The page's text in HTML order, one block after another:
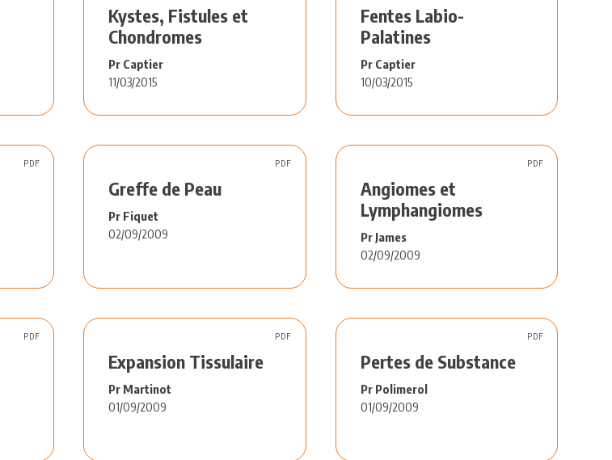
Kystes, Fistules et
Chondromes
Pr Captier
11/03/2015
Fentes Labio-
Palatines
Pr Captier
10/03/2015
PDF
Greffe de Peau
Pr Fiquet
02/09/2009
PDF
Angiomes et
Lymphangiomes
Pr James
02/09/2009
PDF
PDF
Expansion Tissulaire
Pr Martinot
01/09/2009
PDF
Pertes de Substance
Pr Polimerol
01/09/2009
PDF